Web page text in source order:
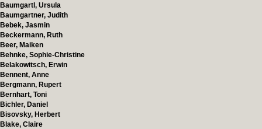
Baumgartl, Ursula
Baumgartner, Judith
Bebek, Jasmin
Beckermann, Ruth
Beer, Maiken
Behnke, Sophie-Christine
Belakowitsch, Erwin
Bennent, Anne
Bergmann, Rupert
Bernhart, Toni
Bichler, Daniel
Bisovsky, Herbert
Blake, Claire